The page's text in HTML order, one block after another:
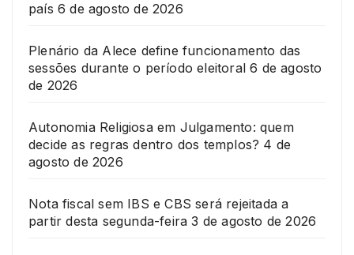
país 6 de agosto de 2026
Plenário da Alece define funcionamento das
sessões durante o período eleitoral 6 de agosto
de 2026
Autonomia Religiosa em Julgamento: quem
decide as regras dentro dos templos? 4 de
agosto de 2026
Nota fiscal sem IBS e CBS será rejeitada a
partir desta segunda-feira 3 de agosto de 2026